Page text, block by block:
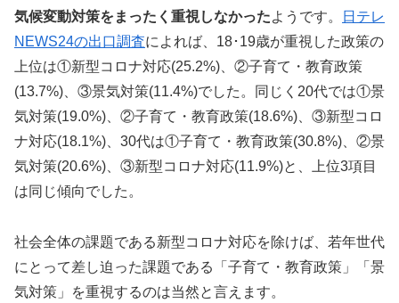
気候変動対策をまったく重視しなかったようです。
日テレ
NEWS24の出口調査によれば、18･19歳が重視した政策の
上位は①新型コロナ対応(25.2%)、②子育て・教育政策
(13.7%)、③景気対策(11.4%)でした。同じく20代では①景
気対策(19.0%)、②子育て・教育政策(18.6%)、③新型コロ
ナ対応(18.1%)、30代は①子育て・教育政策(30.8%)、②景
気対策(20.6%)、③新型コロナ対応(11.9%)と、上位3項目
は同じ傾向でした。
社会全体の課題である新型コロナ対応を除けば、若年世代
にとって差し迫った課題である「子育て・教育政策」「景
気対策」を重視するのは当然と言えます。